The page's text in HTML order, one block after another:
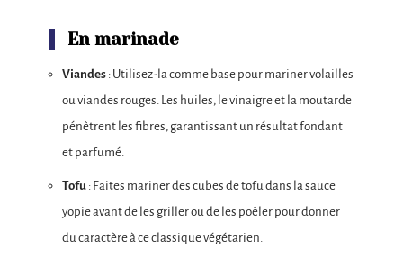
En marinade
Viandes : Utilisez-la comme base pour mariner volailles
ou viandes rouges. Les huiles, le vinaigre et la moutarde
pénètrent les fibres, garantissant un résultat fondant
et parfumé.
Tofu : Faites mariner des cubes de tofu dans la sauce
yopie avant de les griller ou de les poêler pour donner
du caractère à ce classique végétarien.